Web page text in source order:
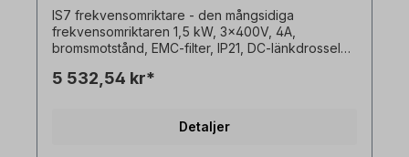
IS7 frekvensomriktare - den mångsidiga
frekvensomriktaren 1,5 kW, 3x400V, 4A,
bromsmotstånd, EMC-filter, IP21, DC-länkdrossel
vridmoment/variabelt vridmoment för normal
vektorreglering med sensor som kan väljas● 150
5 532,54 kr*
Detaljer